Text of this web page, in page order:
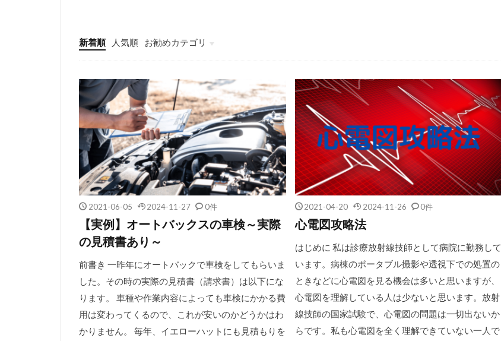
新着順 人気順
お勧めカテゴリ
パソコン
2021-06-05 2024-11-27 0件
【実例】オートバックスの車検～実際
の見積書あり～
前書き 一昨年にオートバックで車検をしてもらいま
した。その時の実際の見積書（請求書）は以下にな
ります。 車種や作業内容によっても車検にかかる費
用は変わってくるので、これが安いのかどうかはわ
かりません。 毎年、イエローハットにも見積もりを
2021-04-20 2024-11-26 0件
心電図攻略法
はじめに 私は診療放射線技師として病院に勤務して
います。病棟のポータブル撮影や透視下での処置の
ときなどに心電図を見る機会は多いと思いますが、
心電図を理解している人は少ないと思います。放射
線技師の国家試験で、心電図の問題は一切出ないか
らです。私も心電図を全く理解できていない一人で